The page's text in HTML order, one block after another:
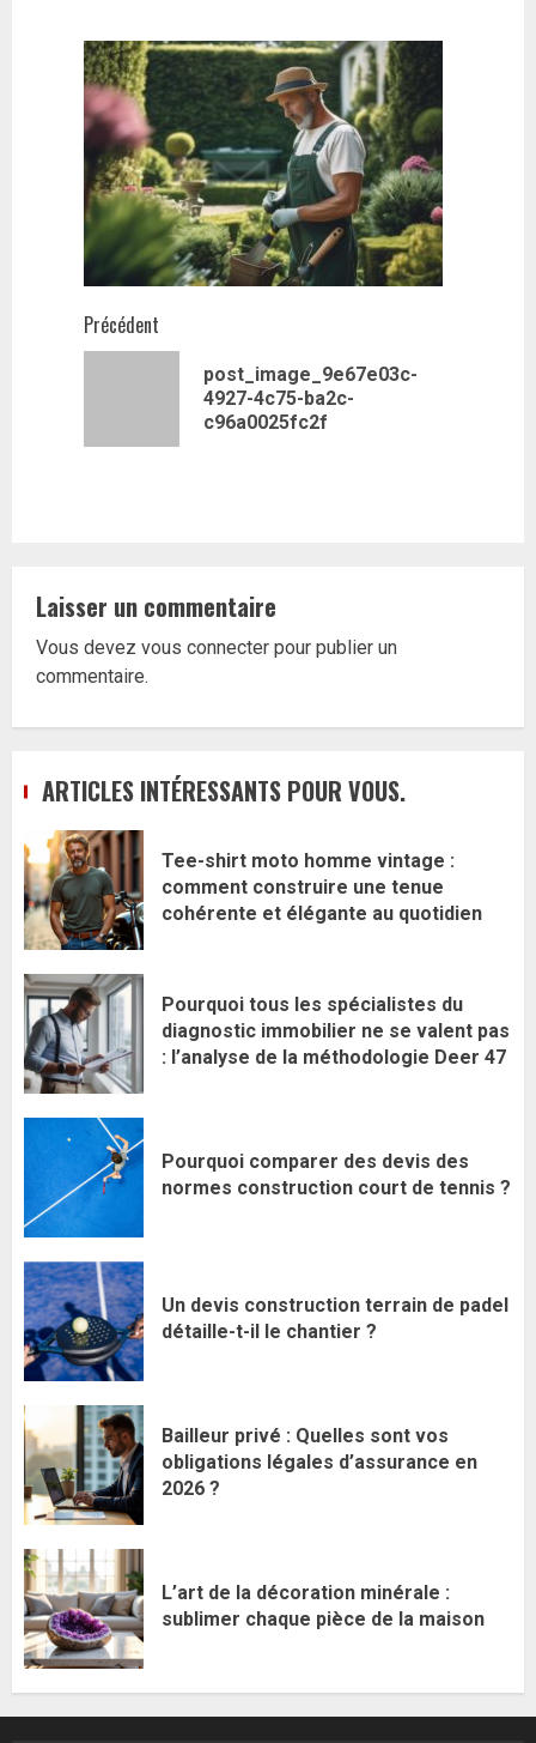
Navigation
Précédent
post_image_9e67e03c-
4927-4c75-ba2c-
c96a0025fc2f
Laisser un commentaire
Vous devez vous connecter pour publier un
commentaire.
ARTICLES INTÉRESSANTS POUR VOUS.
Tee-shirt moto homme vintage :
comment construire une tenue
cohérente et élégante au quotidien
Pourquoi tous les spécialistes du
diagnostic immobilier ne se valent pas
: l’analyse de la méthodologie Deer 47
Pourquoi comparer des devis des
normes construction court de tennis ?
Un devis construction terrain de padel
détaille-t-il le chantier ?
Bailleur privé : Quelles sont vos
obligations légales d’assurance en
2026 ?
L’art de la décoration minérale :
sublimer chaque pièce de la maison